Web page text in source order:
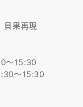
貝果再現
～15:30
～15:30